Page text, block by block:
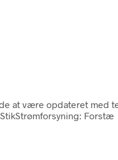
at være opdateret med
Forstæ